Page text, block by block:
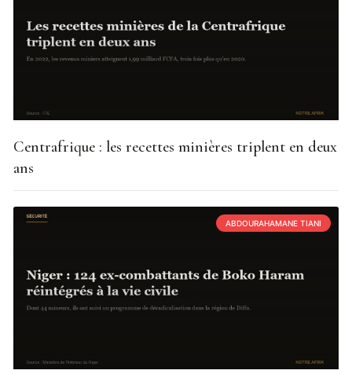
Centrafrique : les recettes minières triplent en deux
ans
ABDOURAHAMANE TIANI